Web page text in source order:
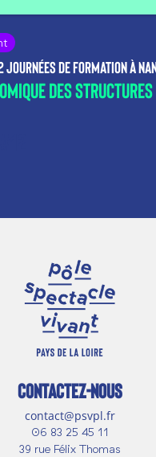
journées de formation à
des structures
CONTACTEZ-NOUS
contact@psvpl.fr
06 83 25 45 11
39 rue Félix Thomas